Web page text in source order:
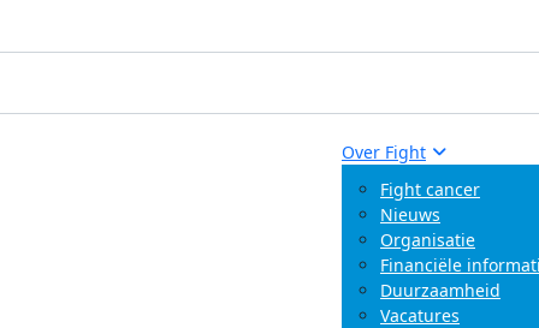
Over Fight
Fight cancer
Nieuws
Organisatie
Financiële
Duurzaamheid
Vacatures